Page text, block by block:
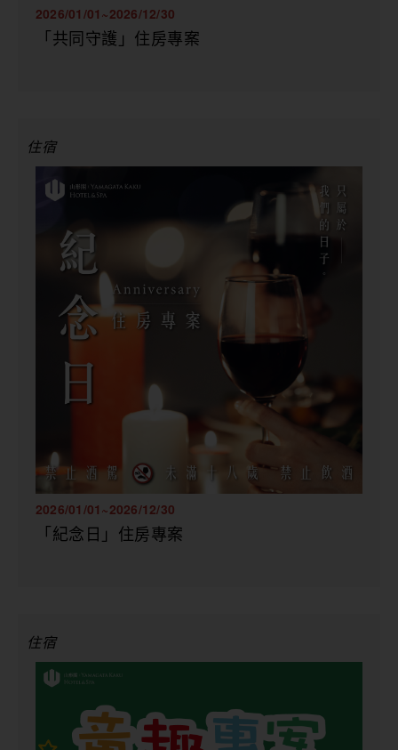
2026/01/01~2026/12/30
「共同守護」住房專案
住宿
2026/01/01~2026/12/30
「紀念日」住房專案
住宿